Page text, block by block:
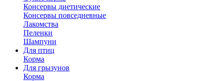
Консервы диетические
Консервы повседневные
Лакомства
Пеленки
Шампуни
Для птиц
Корма
Для грызунов
Корма